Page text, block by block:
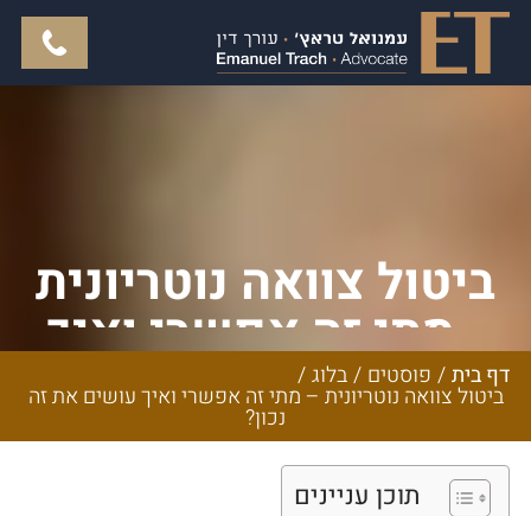
ביטול צוואה נוטריונית
- מתי זה אפשרי ואיך
עושים את זה נכון?דף בית/ פוסטים /בלוג/
ביטול צוואה נוטריונית – מתי זה אפשרי ואיך עושים את זה
נכון?
תוכן עניינים